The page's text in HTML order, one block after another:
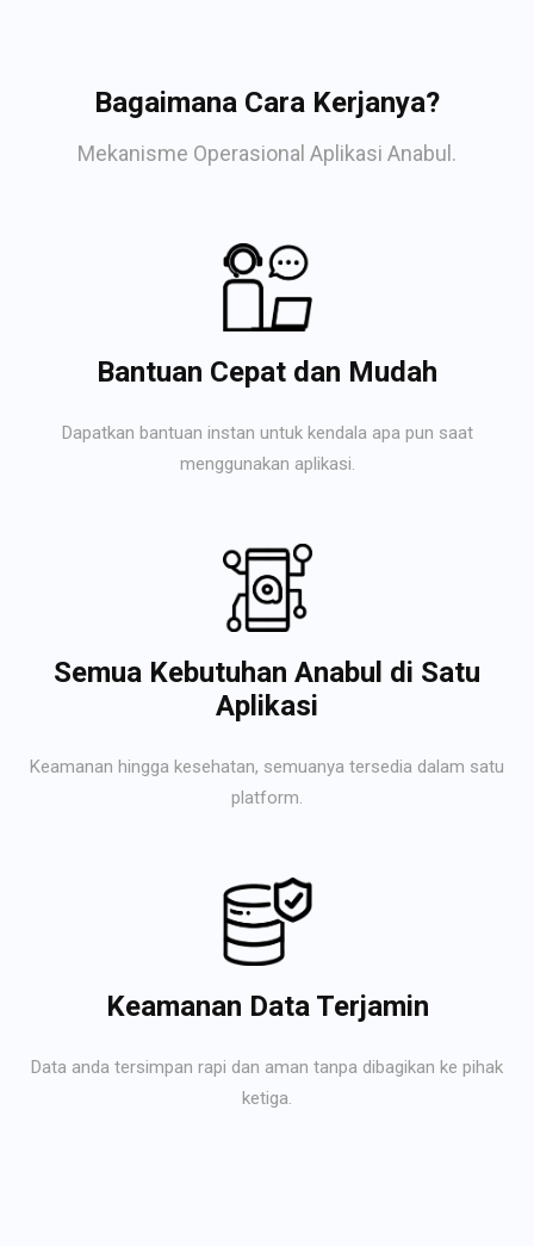
Bagaimana Cara Kerjanya?
Mekanisme Operasional Aplikasi Anabul.
Bantuan Cepat dan Mudah
Dapatkan bantuan instan untuk kendala apa pun saat
menggunakan aplikasi.
Semua Kebutuhan Anabul di Satu
Aplikasi
Keamanan hingga kesehatan, semuanya tersedia dalam satu
platform.
Keamanan Data Terjamin
Data anda tersimpan rapi dan aman tanpa dibagikan ke pihak
ketiga.